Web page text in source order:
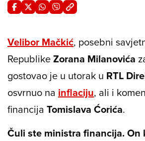
Velibor Mačkić, posebni
RepublikeZorana Milanovića
gostovao je u utorak u RTL
osvrnuo na inflaciju, ali i
financija Tomislava Ćorića.
Čuli ste ministra financija. On